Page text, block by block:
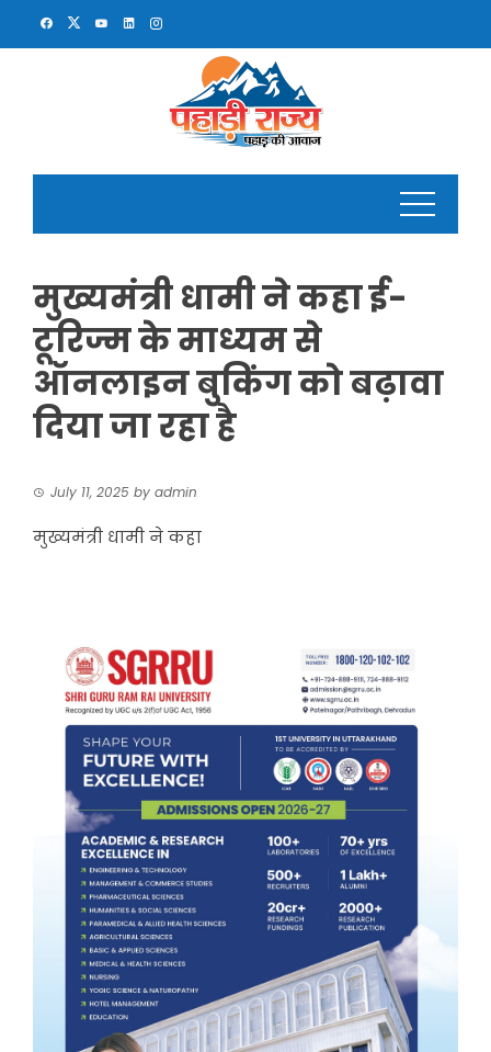
मुख्यमंत्री धामी ने कहा ई-
टूरिज्म के माध्यम से
ऑनलाइन बुकिंग को बढ़ावा
दिया जा रहा है
July 11, 2025 by admin
मुख्यमंत्री धामी ने कहा